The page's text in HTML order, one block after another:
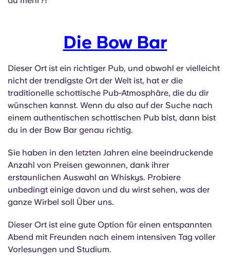
Die Bow Bar
Dieser Ort ist ein richtiger Pub, und obwohl er vielleicht
nicht der trendigste Ort der Welt ist, hat er die
traditionelle schottische Pub-Atmosphäre, die du dir
wünschen kannst. Wenn du also auf der Suche nach
einem authentischen schottischen Pub bist, dann bist
du in der Bow Bar genau richtig.
Sie haben in den letzten Jahren eine beeindruckende
Anzahl von Preisen gewonnen, dank ihrer
erstaunlichen Auswahl an Whiskys. Probiere
unbedingt einige davon und du wirst sehen, was der
ganze Wirbel soll Über uns.
Dieser Ort ist eine gute Option für einen entspannten
Abend mit Freunden nach einem intensiven Tag voller
Vorlesungen und Studium.